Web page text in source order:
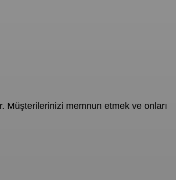
Müşterilerinizi memnun etmek ve onları